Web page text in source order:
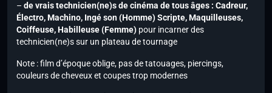
– de vrais technicien(ne)s de cinéma de tous âges : Cadreur,
Électro, Machino, Ingé son (Homme) Scripte, Maquilleuses,
Coiffeuse, Habilleuse (Femme) pour incarner des
technicien(ne)s sur un plateau de tournage
Note :film d’époque oblige, pas de tatouages, piercings,
couleurs de cheveux et coupes trop modernes